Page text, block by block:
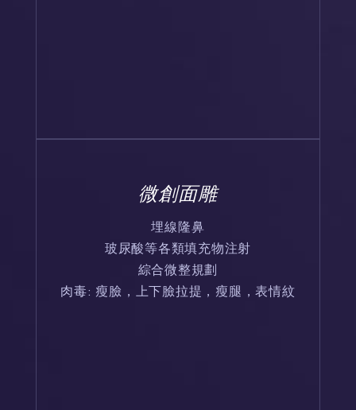
微創面雕
埋線隆鼻
玻尿酸等各類填充物注射
綜合微整規劃
肉毒: 瘦臉，上下臉拉提，瘦腿，表情紋